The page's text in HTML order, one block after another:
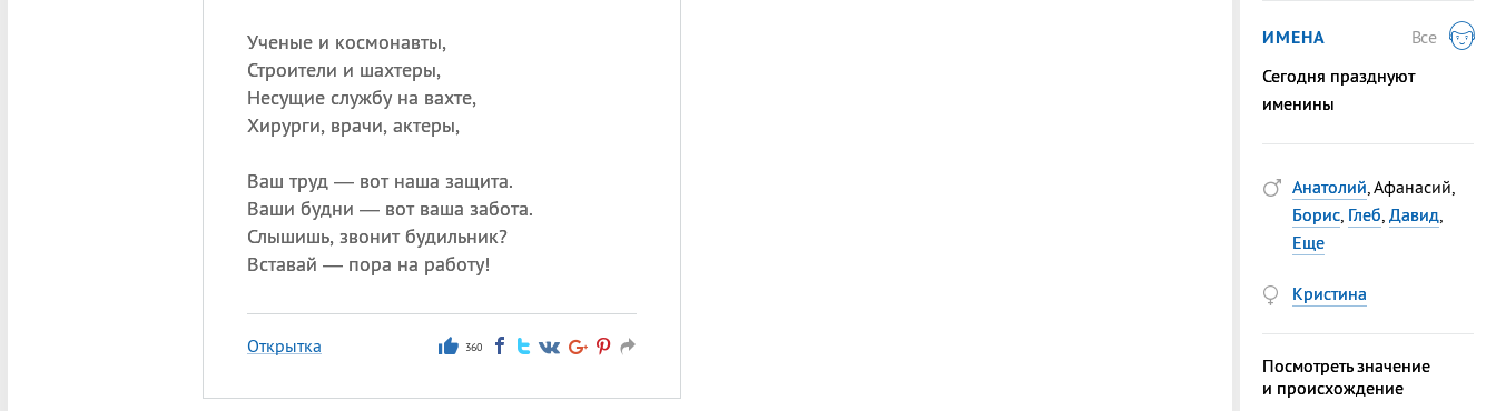
Ученые и космонавты,
Строители и шахтеры,
Несущие службу на вахте,
Хирурги, врачи, актеры,
Ваш труд — вот наша защита.
Ваши будни — вот ваша забота.
Слышишь, звонит будильник?
Вставай — пора на работу!
Открытка 360
ИМЕНА
Все
Сегодня празднуют
именины
Анатолий, Афанасий,
Борис, Глеб, Давид,
Еще
Кристина
Посмотреть значение
и происхождение